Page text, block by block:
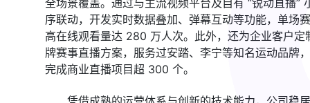
全场景覆盖。通过与主流视频平台及自有 “锐动直播”
序联动，开发实时数据叠加、弹幕互动等功能，单场
高在线观看量达 280 万人次。此外，还为企业客户定
牌赛事直播方案，服务过安踏、李宁等知名运动品牌
完成商业直播项目超 300 个。